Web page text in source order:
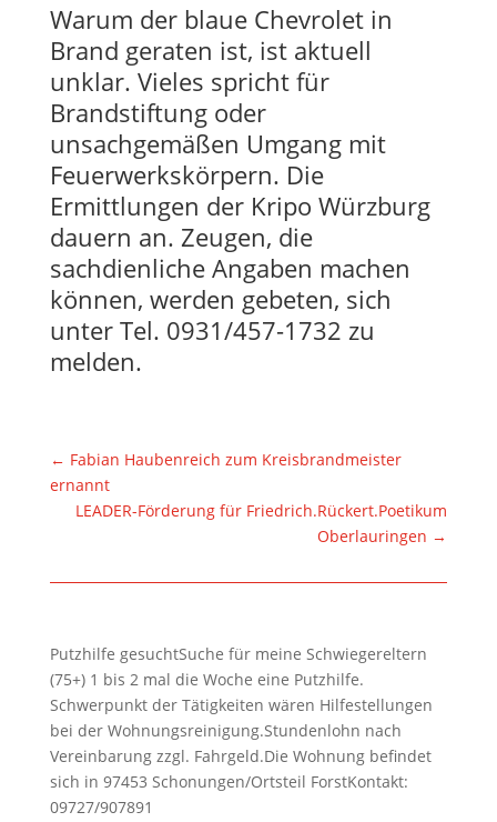
Warum der blaue Chevrolet in
Brand geraten ist, ist aktuell
unklar. Vieles spricht für
Brandstiftung oder
unsachgemäßen Umgang mit
Feuerwerkskörpern. Die
Ermittlungen der Kripo Würzburg
dauern an. Zeugen, die
sachdienliche Angaben machen
können, werden gebeten, sich
unter Tel. 0931/457-1732 zu
melden.
← Fabian Haubenreich zum Kreisbrandmeister
ernannt
LEADER-Förderung für Friedrich.Rückert.Poetikum
Oberlauringen →
Putzhilfe gesuchtSuche für meine Schwiegereltern
(75+) 1 bis 2 mal die Woche eine Putzhilfe.
Schwerpunkt der Tätigkeiten wären Hilfestellungen
bei der Wohnungsreinigung.Stundenlohn nach
Vereinbarung zzgl. Fahrgeld.Die Wohnung befindet
sich in 97453 Schonungen/Ortsteil ForstKontakt:
09727/907891